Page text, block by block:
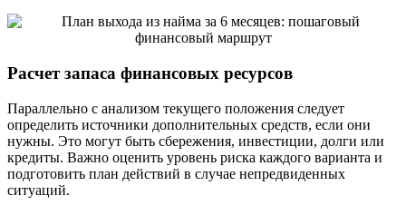
Расчет запаса финансовых ресурсов
Параллельно с анализом текущего положения следует
определить источники дополнительных средств, если они
нужны. Это могут быть сбережения, инвестиции, долги или
кредиты. Важно оценить уровень риска каждого варианта и
подготовить план действий в случае непредвиденных
ситуаций.